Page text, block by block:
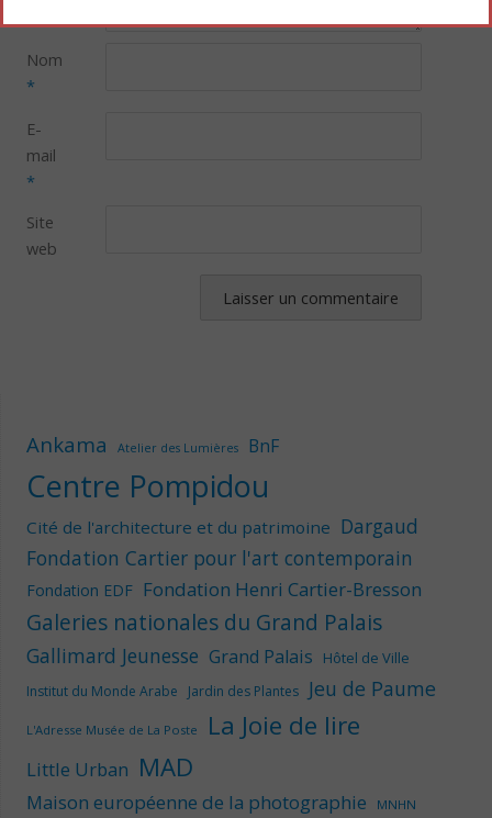
Nom
*
E-
mail
*
Site
web
Ankama Atelier des Lumières BnF
Centre Pompidou
Cité de l'architecture et du patrimoine Dargaud
Fondation Cartier pour l'art contemporain
Fondation EDF Fondation Henri Cartier-Bresson
Galeries nationales du Grand Palais
Gallimard Jeunesse Grand Palais Hôtel de Ville
Institut du Monde Arabe Jardin des Plantes Jeu de Paume
L'Adresse Musée de La Poste La Joie de lire
Little Urban MAD
Maison européenne de la photographie
MNHN